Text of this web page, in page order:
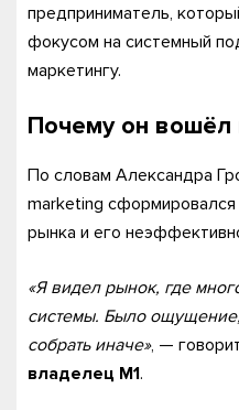
предприниматель,
фокусом на системный
маркетингу.
Почему он вошёл
По словам Александра
marketing
рынка и его
«Я видел рынок, где
системы. Было
собрать иначе», —
владелец M1.